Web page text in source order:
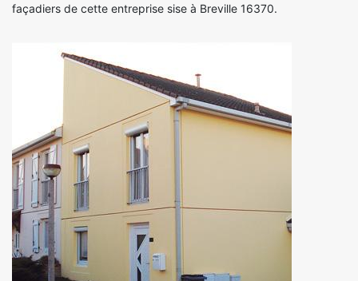
façadiers de cette entreprise sise à Breville 16370.